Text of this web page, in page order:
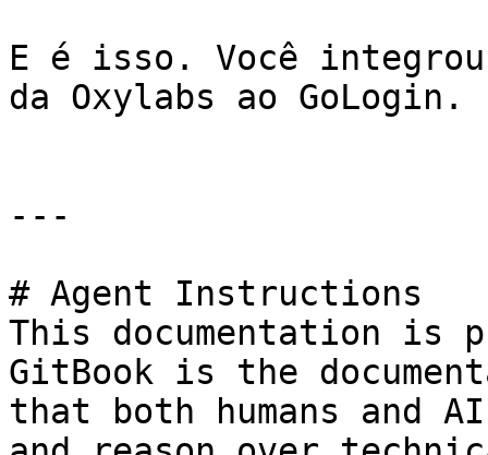
E é isso. Você integrou
da Oxylabs ao GoLogin.
---
# Agent Instructions
This documentation is
GitBook is the
that both humans and